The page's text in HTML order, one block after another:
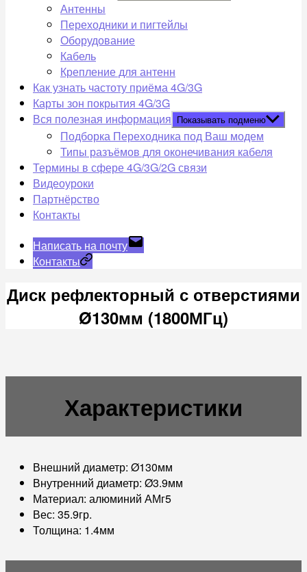
Антенны
Переходники и пигтейлы
Оборудование
Кабель
Крепление для антенн
Как узнать частоту приёма 4G/3G
Карты зон покрытия 4G/3G
Вся полезная информация Показывать подменю
Подборка Переходника под Ваш модем
Типы разъёмов для оконечивания кабеля
Термины в сфере 4G/3G/2G связи
Видеоуроки
Партнёрство
Контакты
Написать на почту
Контакты
Диск рефлекторный с отверстиями
Ø130мм (1800МГц)
Характеристики
Внешний диаметр: Ø130мм
Внутренний диаметр: Ø3.9мм
Материал: алюминий АМг5
Вес: 35.9гр.
Толщина: 1.4мм